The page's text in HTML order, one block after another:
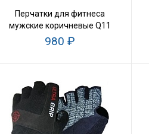
Перчатки для фитнеса
мужские коричневые Q11
980 ₽